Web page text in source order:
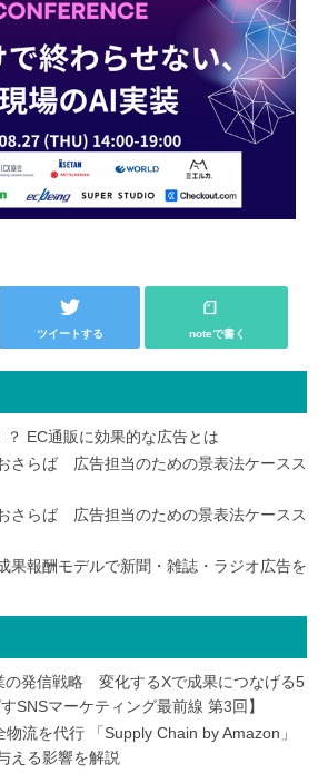
ツイートする noteで書く
？ EC通販に効果的な広告とは
さらば 広告担当のための景表法ケースス
さらば 広告担当のための景表法ケースス
果報酬モデルで新聞・雑誌・ラジオ広告を
の発信戦略 変化するXで成果につなげる5
SNSマーケティング最前線 第3回】
物流を代行 「Supply Chain by Amazon」
える影響を解説